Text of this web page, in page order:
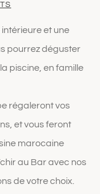
et une
pourrez déguster
piscine, en famille
régaleront vos
et vous feront
marocaine
au Bar avec nos
de votre choix.